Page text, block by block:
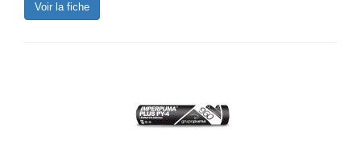
Voir la fiche